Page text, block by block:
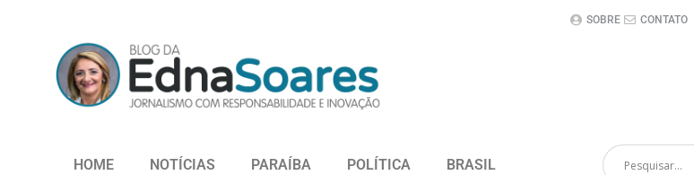
SOBRE CONTATO
HOME NOTÍCIAS PARAÍBA POLÍTICA BRASIL